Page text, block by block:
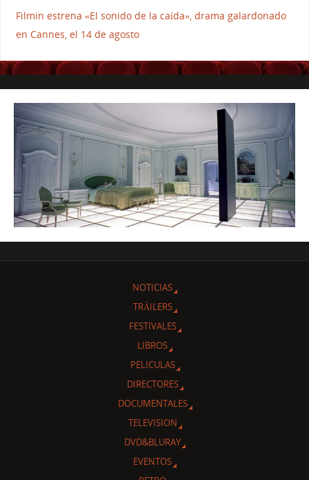
Filmin estrena «El sonido de la caída», drama galardonado
en Cannes, el 14 de agosto
NOTICIAS
TRÁILERS
FESTIVALES
LIBROS
PELICULAS
DIRECTORES
DOCUMENTALES
TELEVISION
DVD&BLURAY
EVENTOS